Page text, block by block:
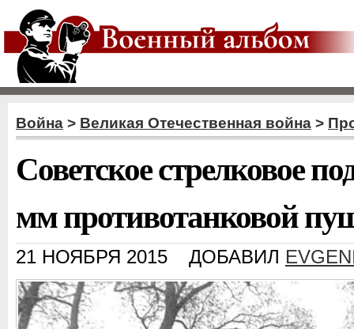
Война > Великая Отечественная война >
Советское стрелковое
мм противотанковой
21 НОЯБРЯ 2015 ДОБАВИЛ